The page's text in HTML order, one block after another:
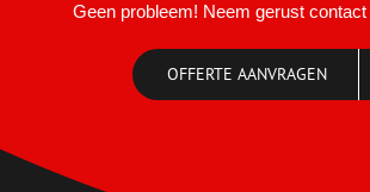
Geen probleem! Neem gerust
OFFERTE AANVRAGEN